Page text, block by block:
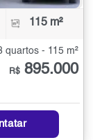
115 m²
quartos - 115 m²
R$ 895.000